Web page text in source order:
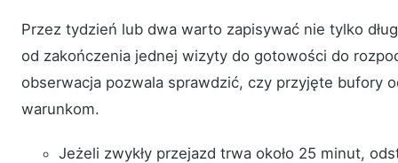
Przez tydzień lub dwa warto zapisywać nie tylko
od zakończenia jednej wizyty do gotowości do
obserwacja pozwala sprawdzić, czy przyjęte bufory
warunkom.
Jeżeli zwykły przejazd trwa około 25 minut,